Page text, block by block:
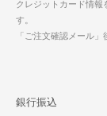
クレジットカード情報
す。
「ご注文確認メール
銀行振込